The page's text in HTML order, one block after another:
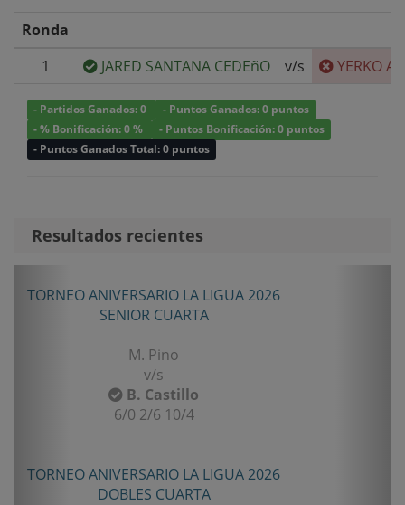
Ronda
1
JARED SANTANA CEDEñO v/s YERKO
- Partidos Ganados: 0
- Puntos Ganados: 0 puntos
- % Bonificación: 0 %
- Puntos Bonificación: 0 puntos
- Puntos Ganados Total: 0 puntos
Resultados recientes
TORNEO ANIVERSARIO LA LIGUA 2026
SENIOR CUARTA
M. Pino
v/s
B. Castillo
6/0 2/6 10/4
TORNEO ANIVERSARIO LA LIGUA 2026
DOBLES CUARTA